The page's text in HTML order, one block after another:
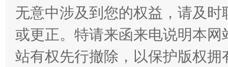
无意中涉及到您的权益，请及
或更正。特请来函来电说明本
站有权先行撤除，以保护版权